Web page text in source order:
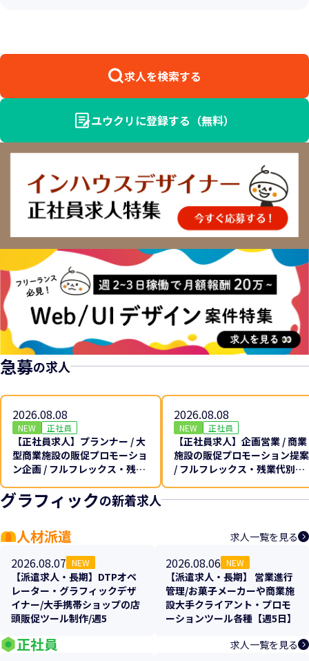
求人を検索する
ユウクリに登録する（無料）
急募の求人
2026.08.08
NEW 正社員
【正社員求人】プランナー / 大
型商業施設の販促プロモーショ
ン企画 / フルフレックス・残業
2026.08.08
NEW 正社員
【正社員求人】企画営業 / 商業
施設の販促プロモーション提案
/ フルフレックス・残業代別途
グラフィックの新着求人
人材派遣 求人一覧を見る
2026.08.07 NEW
【派遣求人・長期】DTPオペ
レーター・グラフィックデザ
イナー/大手携帯ショップの店
頭販促ツール制作/週5
2026.08.06 NEW
【派遣求人・長期】 営業進行
管理/お菓子メーカーや商業施
設大手クライアント・プロモ
ーションツール各種【週5日】
正社員 求人一覧を見る